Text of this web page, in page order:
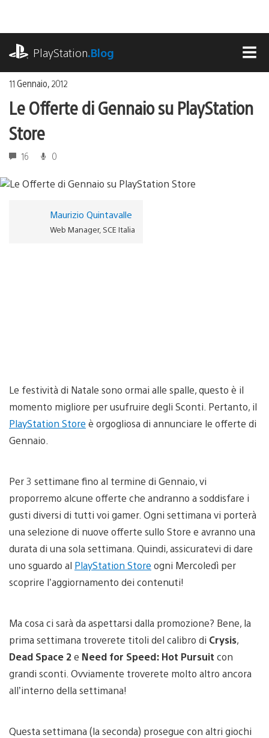
contenuto
PlayStation.Blog
11 Gennaio, 2012
Le Offerte di Gennaio su PlayStation
Store
16 0
Maurizio Quintavalle
Web Manager, SCE Italia
Le festività di Natale sono ormai alle spalle, questo è il
momento migliore per usufruire degli Sconti. Pertanto, il
PlayStation Store è orgogliosa di annunciare le offerte di
Gennaio.
Per 3 settimane fino al termine di Gennaio, vi
proporremo alcune offerte che andranno a soddisfare i
gusti diversi di tutti voi gamer. Ogni settimana vi porterà
una selezione di nuove offerte sullo Store e avranno una
durata di una sola settimana. Quindi, assicuratevi di dare
uno sguardo al PlayStation Store ogni Mercoledì per
scoprire l’aggiornamento dei contenuti!
Ma cosa ci sarà da aspettarsi dalla promozione? Bene, la
prima settimana troverete titoli del calibro di Crysis,
Dead Space 2e Need for Speed: Hot Pursuit con
grandi sconti. Ovviamente troverete molto altro ancora
all’interno della settimana!
Questa settimana (la seconda) prosegue con altri giochi